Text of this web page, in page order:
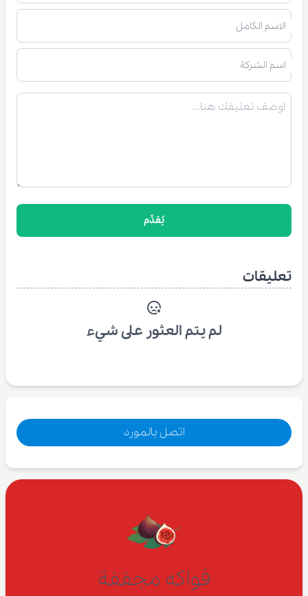
الاسم الكامل
اسم الشركة
يُقدِّم
تعليقات
لم يتم العثور على شيء
اتصل بالمورد
فواكه مجففة